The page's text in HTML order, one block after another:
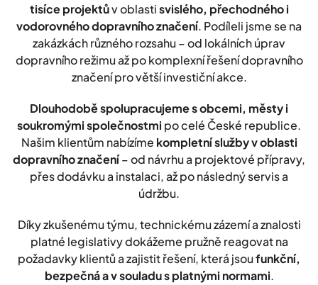
tisíce projektův oblastisvislého, přechodného i
vodorovného dopravního značení. Podíleli jsme se na
zakázkách různého rozsahu – od lokálních úprav
dopravního režimu až po komplexní řešení dopravního
značení pro větší investiční akce.
Dlouhodobě spolupracujeme s obcemi, městy i
soukromými společnostmi po celé České republice.
Našim klientům nabízíme kompletní služby v oblasti
dopravního značení– od návrhu a projektové přípravy,
přes dodávku a instalaci, až po následný servis a
údržbu.
Díky zkušenému týmu, technickému zázemí a znalosti
platné legislativy dokážeme pružně reagovat na
požadavky klientů a zajistit řešení, která jsoufunkční,
bezpečná a v souladu s platnými normami.